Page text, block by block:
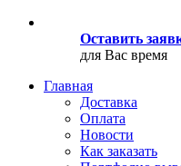
Оставить
для Вас время
Главная
Доставка
Оплата
Новости
Как заказать